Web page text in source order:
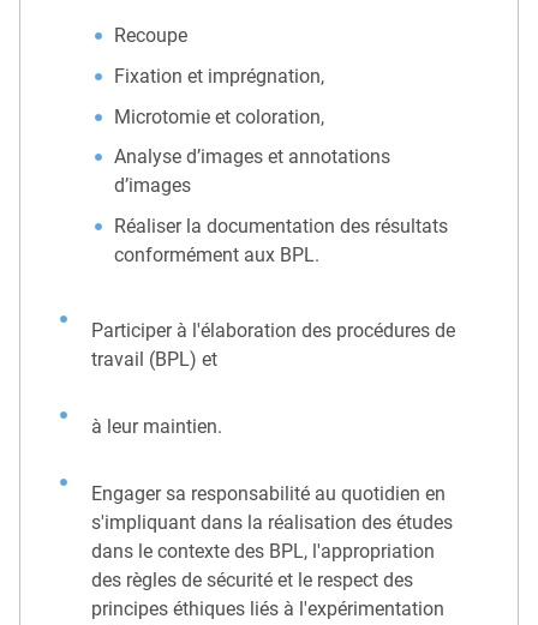
Recoupe
Fixation et imprégnation,
Microtomie et coloration,
Analyse d’images et annotations
d’images
Réaliser la documentation des résultats
conformément aux BPL.
Participer à l'élaboration des procédures de
travail (BPL) et
à leur maintien.
Engager sa responsabilité au quotidien en
s'impliquant dans la réalisation des études
dans le contexte des BPL, l'appropriation
des règles de sécurité et le respect des
principes éthiques liés à l'expérimentation